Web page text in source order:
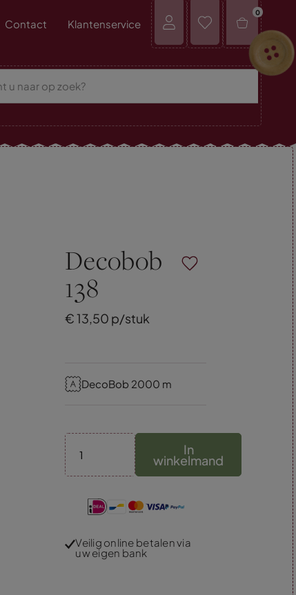
Contact Klantenservice
0
Decobob
138
€13,50 p/stuk
DecoBob 2000 m
In
winkelmand
Veilig online betalen via
uw eigen bank